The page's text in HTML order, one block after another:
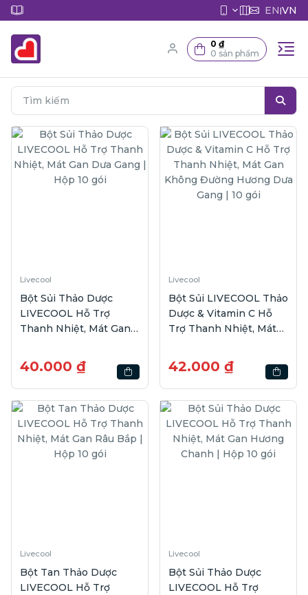
EN|VN
0 ₫
0 sản phẩm
Livecool
Bột Sủi Thảo Dược
LIVECOOL Hỗ Trợ
Thanh Nhiệt, Mát Gan
40.000 ₫
Livecool
Bột Sủi LIVECOOL Thảo
Dược & Vitamin C Hỗ
Trợ Thanh Nhiệt, Mát
Hương Dưa Gang | 10
gói
42.000 ₫
Livecool
Bột Tan Thảo Dược
LIVECOOL Hỗ Trợ
Livecool
Bột Sủi Thảo Dược
LIVECOOL Hỗ Trợ